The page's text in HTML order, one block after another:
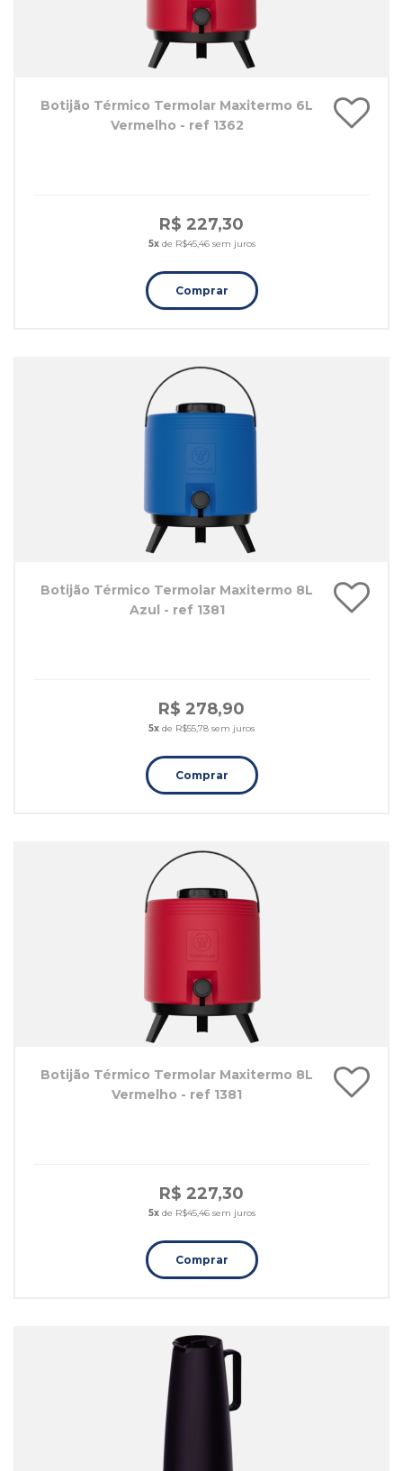
Botijão Térmico Termolar Maxitermo 6L
Vermelho - ref 1362
R$ 227,30
5xde R$45,46 sem juros
Comprar
Botijão Térmico Termolar Maxitermo 8L
Azul - ref 1381
R$ 278,90
5x de R$55,78 sem juros
Comprar
Botijão Térmico Termolar Maxitermo 8L
Vermelho - ref 1381
R$ 227,30
5xde R$45,46 sem juros
Comprar